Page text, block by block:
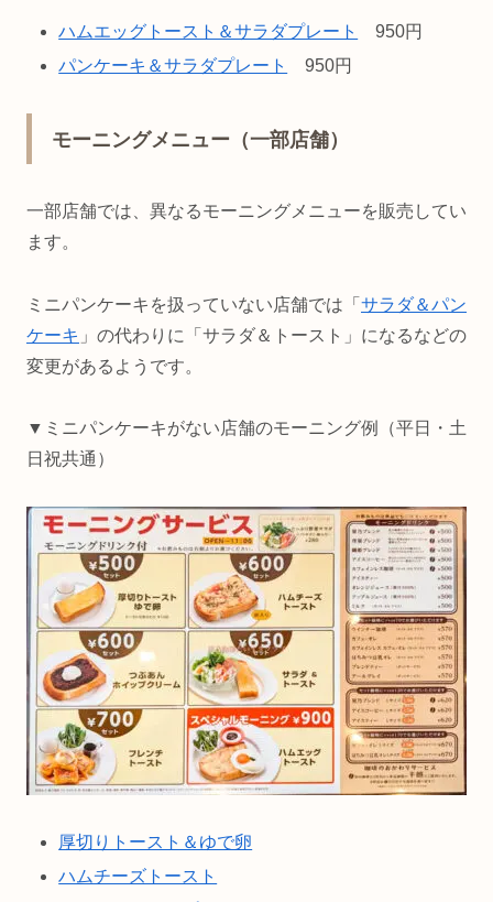
ハムエッグトースト＆サラダプレート
950円
パンケーキ＆サラダプレート
950円
モーニングメニュー（一部店舗）
一部店舗では、異なるモーニングメニューを販売してい
ます。
ミニパンケーキを扱っていない店舗では「 サラダ＆パン
ケーキ 」の代わりに「サラダ＆トースト」になるなどの
変更があるようです。
▼ミニパンケーキがない店舗のモーニング例（平日・土
日祝共通）
厚切りトースト＆ゆで卵
ハムチーズトースト